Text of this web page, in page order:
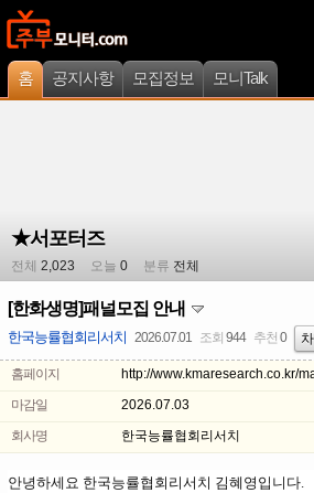
홈 공지사항 모집정보 모니Talk
★서포터즈
전체 2,023 오늘 0 분류 전체
[한화생명]패널모집 안내
한국능률협회리서치 2026.07.01 조회 944 추천 0
홈페이지
http://www.kmaresearch.co.kr/
마감일
2026.07.03
회사명
한국능률협회리서치
안녕하세요 한국능률협회리서치 김혜영입니다.